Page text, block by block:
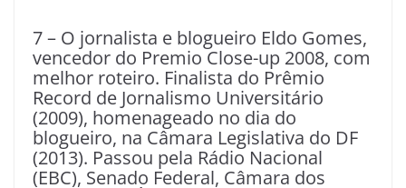
7 – O jornalista e blogueiro Eldo Gomes,
vencedor do Premio Close-up 2008, com
melhor roteiro. Finalista do Prêmio
Record de Jornalismo Universitário
(2009), homenageado no dia do
blogueiro, na Câmara Legislativa do DF
(2013). Passou pela Rádio Nacional
(EBC), Senado Federal, Câmara dos